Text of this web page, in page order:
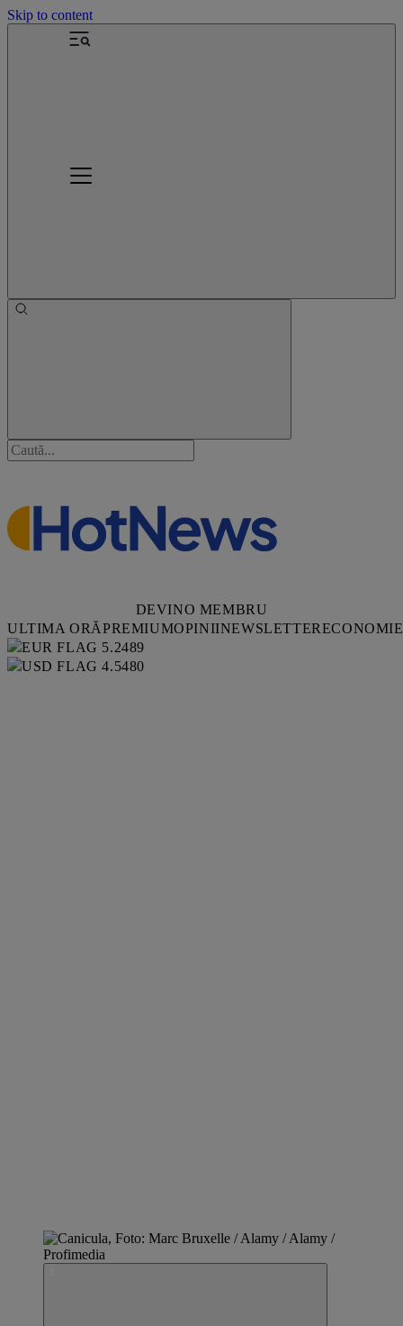
Skip to content
DEVINO MEMBRU
ULTIMA ORĂPREMIUMOPINIINEWSLETTERECONOMIE
5.2489
4.5480